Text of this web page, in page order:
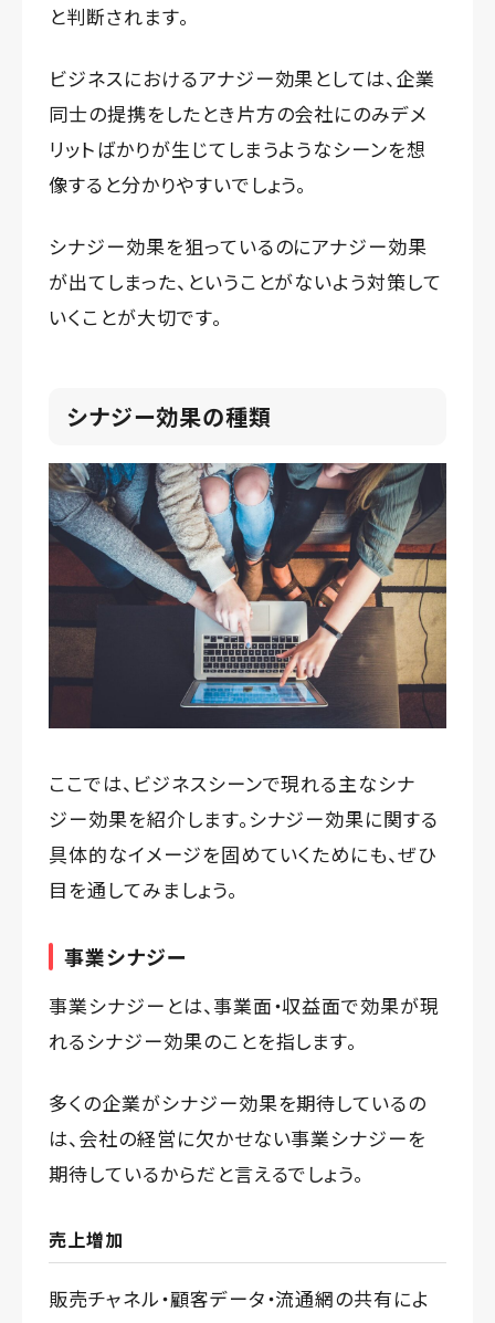
と判断されます。
ビジネスにおけるアナジー効果としては、企業
同士の提携をしたとき片方の会社にのみデメ
リットばかりが生じてしまうようなシーンを想
像すると分かりやすいでしょう。
シナジー効果を狙っているのにアナジー効果
が出てしまった、ということがないよう対策して
いくことが大切です。
シナジー効果の種類
ここでは、ビジネスシーンで現れる主なシナ
ジー効果を紹介します。シナジー効果に関する
具体的なイメージを固めていくためにも、ぜひ
目を通してみましょう。
事業シナジー
事業シナジーとは、事業面・収益面で効果が現
れるシナジー効果のことを指します。
多くの企業がシナジー効果を期待しているの
は、会社の経営に欠かせない事業シナジーを
期待しているからだと言えるでしょう。
売上増加
販売チャネル・顧客データ・流通網の共有によ